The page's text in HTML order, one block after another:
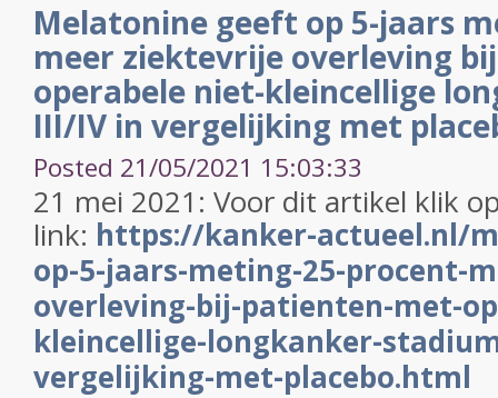
Melatonine geeft op 5-jaars
meer ziektevrije overleving
operabele niet-kleincellige
III/IV in vergelijking met
Posted 21/05/2021 15:03:33
21 mei 2021: Voor dit artikel klik
link: https://kanker-actueel.nl/
op-5-jaars-meting-25-procent-
overleving-bij-patienten-met-
kleincellige-longkanker-
vergelijking-met-placebo.html